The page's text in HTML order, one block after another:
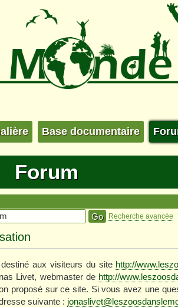
Base documentaire
Forum
Recherche avancée
aux visiteurs du site http://
Livet, webmaster de http://
proposé sur ce site. Si vous avez une
suivante :